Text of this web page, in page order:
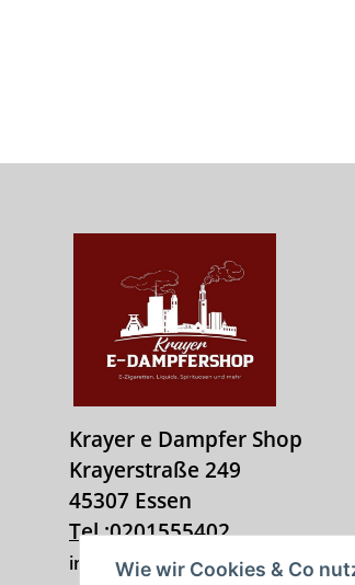
Wie wir Cookies & Co
Krayer e Dampfer Shop
Krayerstraße 249
45307 Essen
Tel.:0201555402
info@krayer-edampfer-shop.de